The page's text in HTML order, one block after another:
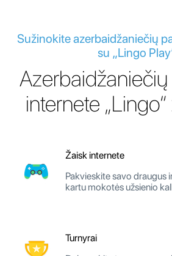
Sužinokite azerbaidžaniečių
su „Lingo
internete
Žaisk internete
Pakvieskite savo draugus
kartu mokotės užsienio
Turnyrai